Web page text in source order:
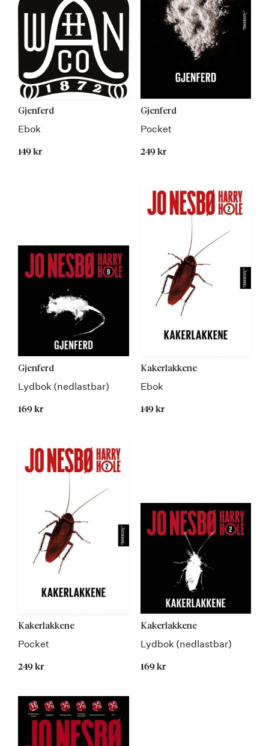
Gjenferd
Ebok
149 kr
Gjenferd
Pocket
249 kr
Gjenferd
Lydbok (nedlastbar)
169 kr
Kakerlakkene
Ebok
149 kr
Kakerlakkene
Pocket
249 kr
Kakerlakkene
Lydbok (nedlastbar)
169 kr